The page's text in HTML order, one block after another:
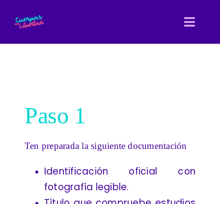
Entretejidas
Directorio
Biblioteca
Paso 1
Ten preparada la siguiente documentación
Identificación oficial con
fotografía legible.